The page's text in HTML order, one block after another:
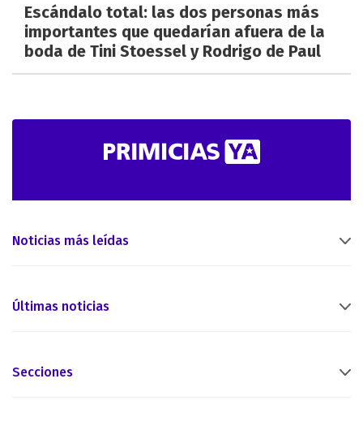
Escándalo total: las dos personas más
importantes que quedarían afuera de la
boda de Tini Stoessel y Rodrigo de Paul
Noticias más leídas
Últimas noticias
Secciones